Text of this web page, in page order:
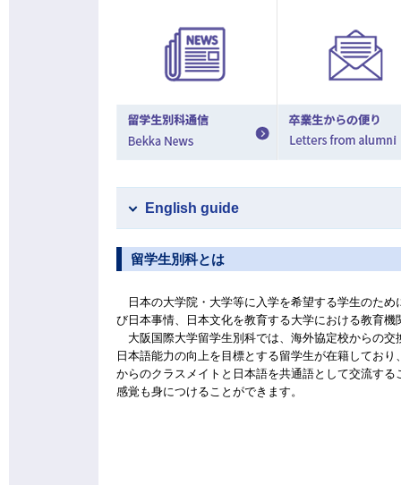
English guide
留学生別科とは
日本の大学院・大学等に入学を希望する学生のため
び日本事情、日本文化を教育する大学における教育機
大阪国際大学留学生別科では、海外協定校からの交
日本語能力の向上を目標とする留学生が在籍しており
からのクラスメイトと日本語を共通語として交流する
感覚も身につけることができます。